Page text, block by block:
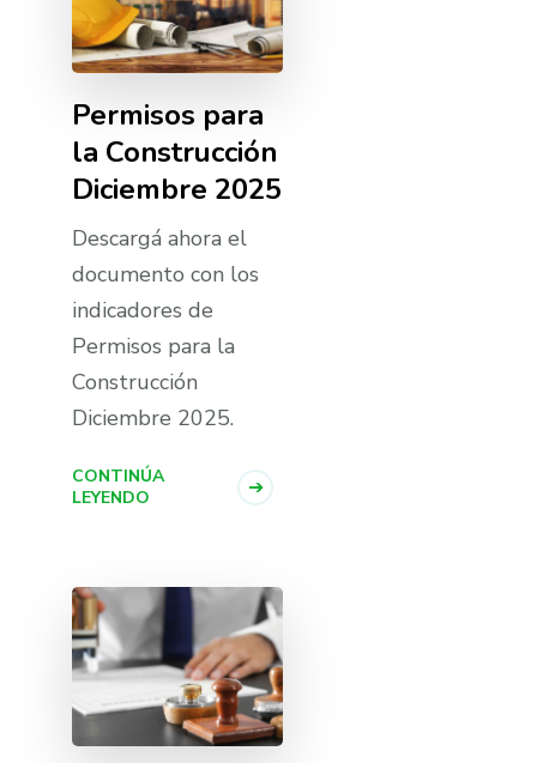
Permisos para
la Construcción
Diciembre 2025
Descargá ahora el
documento con los
indicadores de
Permisos para la
Construcción
Diciembre 2025.
CONTINÚA
LEYENDO